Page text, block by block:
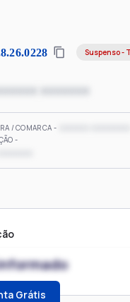
Suspenso -
xxxxxxx
/ COMARCA
Grátis